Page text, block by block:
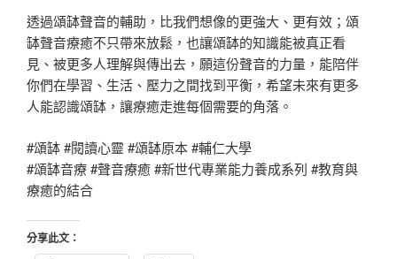
透過頌缽聲音的輔助，比我們想像的更強大、更有效；頌
缽聲音療癒不只帶來放鬆，也讓頌缽的知識能被真正看
見、被更多人理解與傳出去，願這份聲音的力量，能陪伴
你們在學習、生活、壓力之間找到平衡，希望未來有更多
人能認識頌缽，讓療癒走進每個需要的角落。
#頌缽 #閱讀心靈 #頌缽原本 #輔仁大學
#頌缽音療 #聲音療癒 #新世代專業能力養成系列 #教育與
療癒的結合
分享此文：